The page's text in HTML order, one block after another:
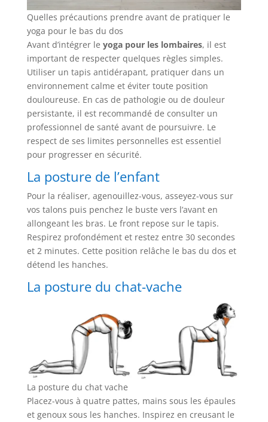
Quelles précautions prendre avant de pratiquer le
yoga pour le bas du dos
Avant d’intégrer le yoga pour les lombaires, il est
important de respecter quelques règles simples.
Utiliser un tapis antidérapant, pratiquer dans un
environnement calme et éviter toute position
douloureuse. En cas de pathologie ou de douleur
persistante, il est recommandé de consulter un
professionnel de santé avant de poursuivre. Le
respect de ses limites personnelles est essentiel
pour progresser en sécurité.
La posture de l’enfant
Pour la réaliser, agenouillez-vous, asseyez-vous sur
vos talons puis penchez le buste vers l’avant en
allongeant les bras. Le front repose sur le tapis.
Respirez profondément et restez entre 30 secondes
et 2 minutes. Cette position relâche le bas du dos et
détend les hanches.
La posture du chat-vache
La posture du chat vache
Placez-vous à quatre pattes, mains sous les épaules
et genoux sous les hanches. Inspirez en creusant le